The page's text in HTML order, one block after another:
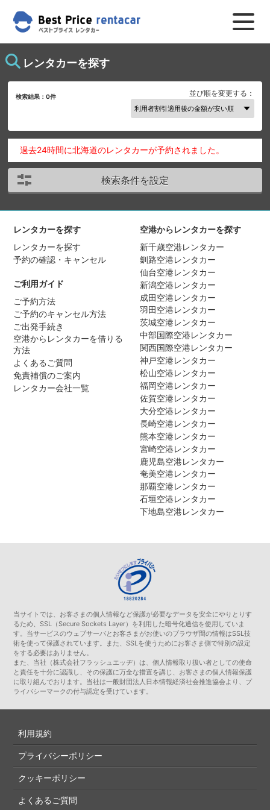
レンタカーを探す
検索結果：0件 並び順を変更する：
過去24時間に北海道のレンタカーが予約されました。
検索条件を設定
レンタカーを探す
レンタカーを探す
予約の確認・キャンセル
ご利用ガイド
ご予約方法
ご予約のキャンセル方法
ご出発手続き
空港からレンタカーを借りる
方法
よくあるご質問
免責補償のご案内
レンタカー会社一覧
空港からレンタカーを探す
新千歳空港レンタカー
釧路空港レンタカー
仙台空港レンタカー
新潟空港レンタカー
成田空港レンタカー
羽田空港レンタカー
茨城空港レンタカー
中部国際空港レンタカー
関西国際空港レンタカー
神戸空港レンタカー
松山空港レンタカー
福岡空港レンタカー
佐賀空港レンタカー
大分空港レンタカー
長崎空港レンタカー
熊本空港レンタカー
宮崎空港レンタカー
鹿児島空港レンタカー
奄美空港レンタカー
那覇空港レンタカー
石垣空港レンタカー
下地島空港レンタカー
当サイトでは、お客さまの個人情報など保護が必要なデータを安全にやりとりす
るため、SSL（Secure Sockets Layer）を利用した暗号化通信を使用していま
す。当サービスのウェブサーバとお客さまがお使いのブラウザ間の情報はSSL技
術を使って保護されています。また、SSLを使うためにお客さま側で特別の設定
をする必要はありません。
また、当社（株式会社フラッシュエッヂ）は、個人情報取り扱い者としての使命
と責任を十分に認識し、その保護に万全な措置を講じ、お客さまの個人情報保護
に取り組んでおります。当社は一般財団法人日本情報経済社会推進協会より、プ
ライバシーマークの付与認定を受けています。
利用規約
プライバシーポリシー
クッキーポリシー
よくあるご質問